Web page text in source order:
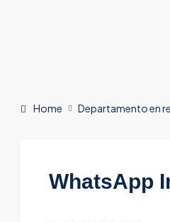
Home Departamento en
WhatsApp